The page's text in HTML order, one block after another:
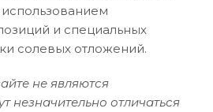
и специальных
солевых отложений.
не являются
незначительно отличаться